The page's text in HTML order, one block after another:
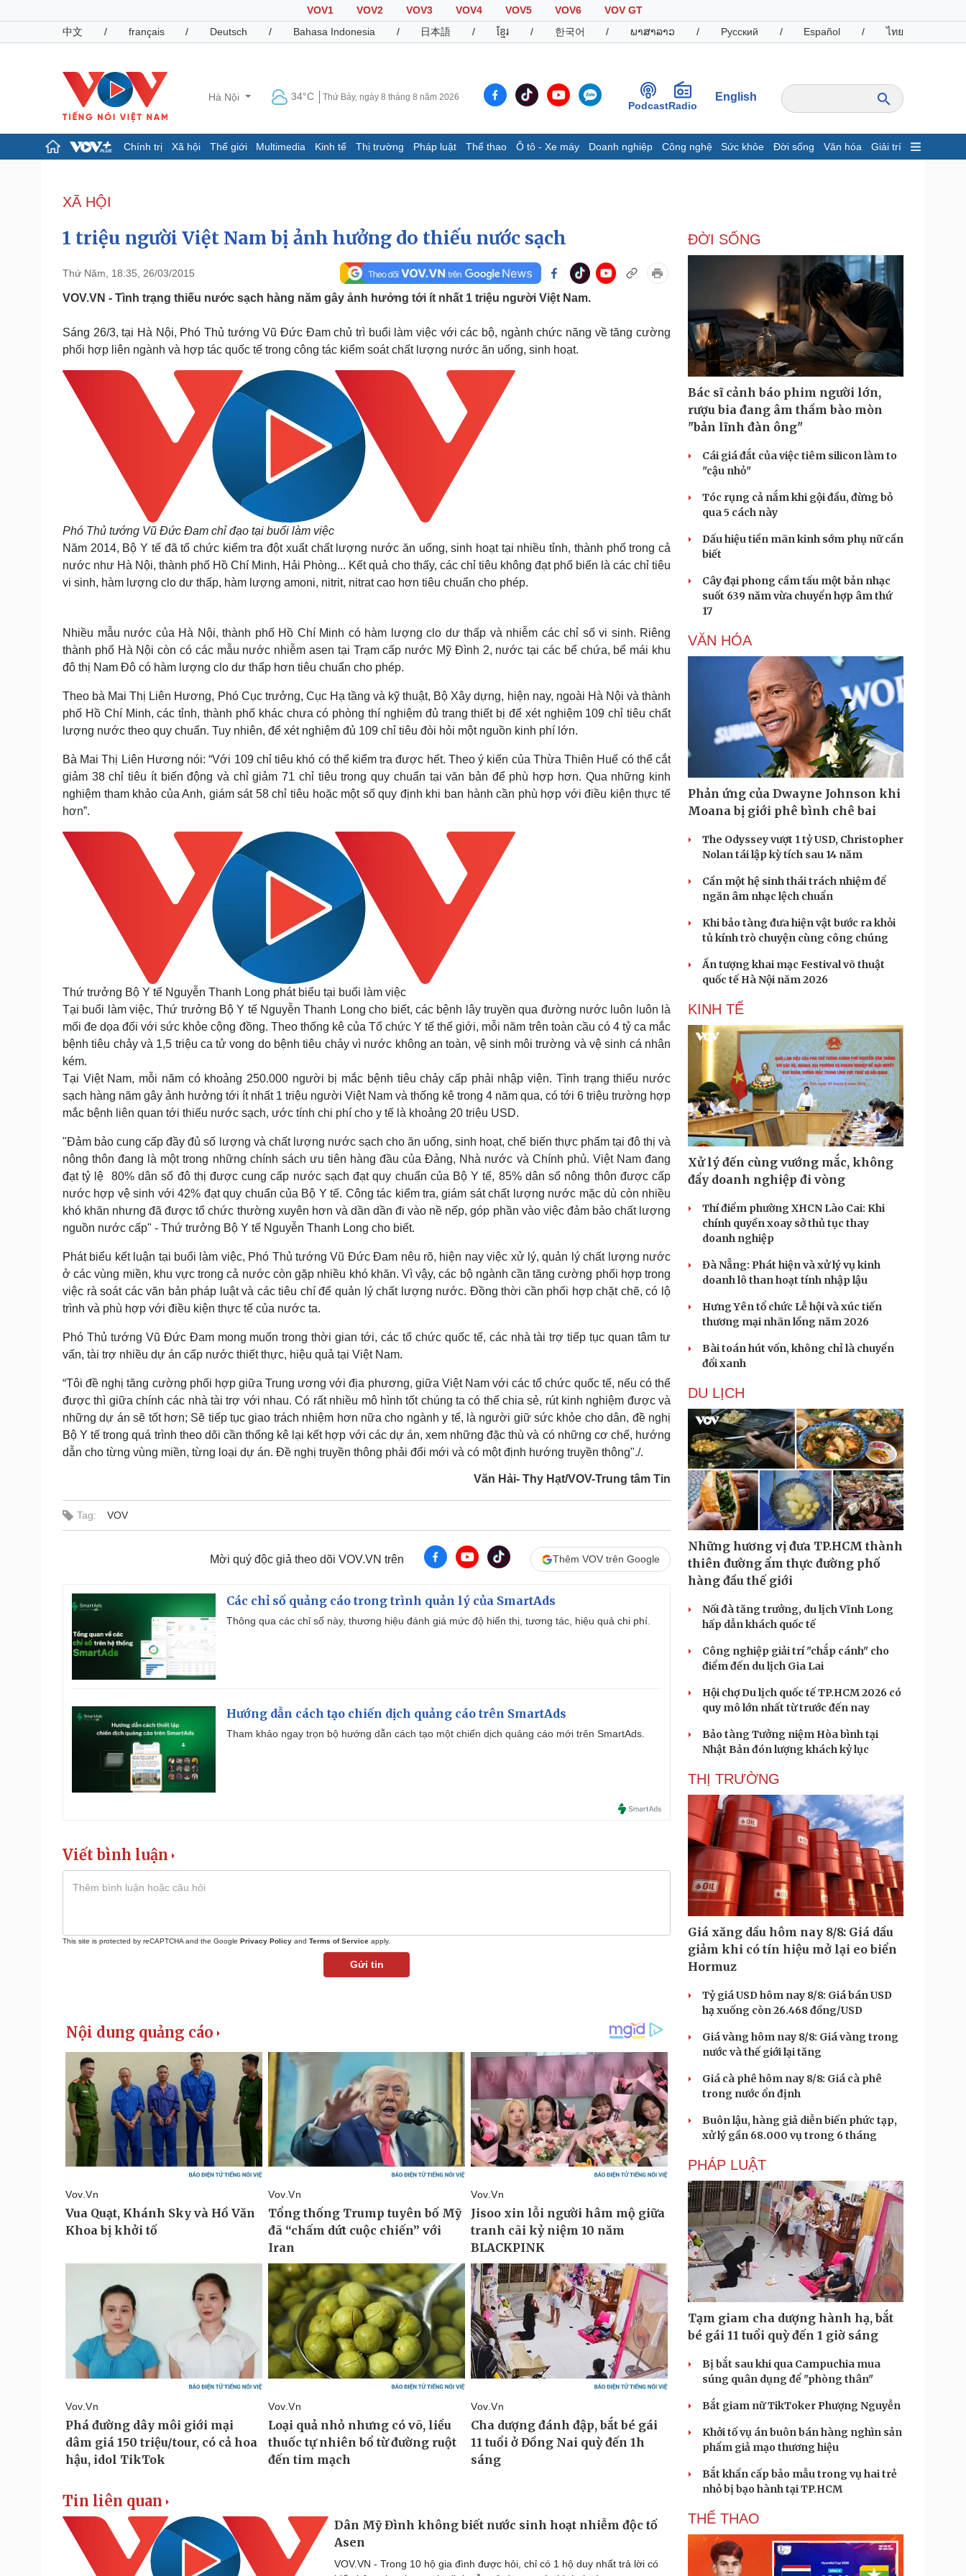
VOV1 VOV2 VOV3 VOV4 VOV5 VOV6
VOV GT
中文
/ français / Deutsch / Bahasa Indonesia / 日本語 / ខ្មែរ / 한국어 / ພາສາລາວ / Русский / Español / ไทย
Hà Nội 34°C Thứ Bảy, ngày 8 tháng 8 năm 2026
PodcastRadio
English
Chính trị Xã hội Thế giới Multimedia Kinh tế Thị trường Pháp luật Thể thao Ô tô - Xe máy Doanh nghiệp Công nghệ Sức khỏe Đời sống Văn hóa Giải trí
Đảng
Tổ chức nhân sự
Nhận diện sự thật
Dấu ấn VOV
Hồ sơ
Infographic
Giá cà phê
Pháp luật
Tin nóng
Tư vấn luật
Quân sự - Quốc phòng
Việt Nam
Phân tích
Thể thao
Lịch thi đấu bóng đá
Thế giới thể thao
Hậu trường
Ô tô - Xe máy
Xe máy
Tư vấn
Thông tin doanh nghiệp
Doanh nghiệp 24h
Doanh nhân
Vì cộng đồng
Công nghệ
Sành điệu
Tin Công nghệ
Trải nghiệm
Chuyển đổi số
Sức khỏe
Dinh dưỡng - món ngon
Cây thuốc
Sản phụ khoa
Làm đẹp - giảm cân
Phòng mạch online
Ăn sạch sống khỏe
Đời sống
Nhà đẹp
Blog
Tình yêu - Gia đình
Văn hóa
Sân khấu - Điện ảnh
Văn học
Âm nhạc
Di sản
Giải trí
Podcast
Đọc truyện đêm khuya
Cửa sổ tình yêu
Kể chuyện cho bé
Cải chính
XÃ HỘI
1 triệu người Việt Nam bị ảnh hưởng do thiếu nước sạch
Thứ Năm, 18:35, 26/03/2015
VOV.VN - Tình trạng thiếu nước sạch hàng năm gây ảnh hưởng tới ít nhất 1 triệu người Việt Nam.
Sáng 26/3, tại Hà Nội, Phó Thủ tướng Vũ Đức Đam chủ trì buổi làm việc với các bộ, ngành chức năng về tăng cường
phối hợp liên ngành và hợp tác quốc tế trong công tác kiểm soát chất lượng nước ăn uống, sinh hoạt.
Phó Thủ tướng Vũ Đức Đam chỉ đạo tại buổi làm việc
Năm 2014, Bộ Y tế đã tổ chức kiểm tra đột xuất chất lượng nước ăn uống, sinh hoạt tại nhiều tỉnh, thành phố trong cả
nước như Hà Nội, thành phố Hồ Chí Minh, Hải Phòng... Kết quả cho thấy, các chỉ tiêu không đạt phổ biến là các chỉ tiêu
vi sinh, hàm lượng clo dư thấp, hàm lượng amoni, nitrit, nitrat cao hơn tiêu chuẩn cho phép.
Nhiều mẫu nước của Hà Nội, thành phố Hồ Chí Minh có hàm lượng clo dư thấp và nhiễm các chỉ số vi sinh. Riêng
thành phố Hà Nội còn có các mẫu nước nhiễm asen tại Trạm cấp nước Mỹ Đình 2, nước tại các bể chứa, bể mái khu
đô thị Nam Đô có hàm lượng clo dư thấp hơn tiêu chuẩn cho phép.
Theo bà Mai Thị Liên Hương, Phó Cục trưởng, Cục Hạ tầng và kỹ thuật, Bộ Xây dựng, hiện nay, ngoài Hà Nội và thành
phố Hồ Chí Minh, các tỉnh, thành phố khác chưa có phòng thí nghiệm đủ trang thiết bị để xét nghiệm 109 chỉ tiêu chất
lượng nước theo quy chuẩn. Tuy nhiên, để xét nghiệm đủ 109 chỉ tiêu đòi hỏi một nguồn kinh phí lớn.
Bà Mai Thị Liên Hương nói: “Với 109 chỉ tiêu khó có thể kiểm tra được hết. Theo ý kiến của Thừa Thiên Huế có thể cắt
giảm 38 chỉ tiêu ít biến động và chỉ giảm 71 chỉ tiêu trong quy chuẩn tại văn bản để phù hợp hơn. Qua những kinh
nghiệm tham khảo của Anh, giám sát 58 chỉ tiêu hoặc một số quy định khi ban hành cần phù hợp với điều kiện thực tế
hơn”.
Thứ trưởng Bộ Y tế Nguyễn Thanh Long phát biểu tại buổi làm việc
Tại buổi làm việc, Thứ trưởng Bộ Y tế Nguyễn Thanh Long cho biết, các bệnh lây truyền qua đường nước luôn luôn là
mối đe dọa đối với sức khỏe cộng đồng. Theo thống kê của Tổ chức Y tế thế giới, mỗi năm trên toàn cầu có 4 tỷ ca mắc
bệnh tiêu chảy và 1,5 triệu ca tử vong do bệnh tiêu chảy vì nước không an toàn, vệ sinh môi trường và vệ sinh cá nhân
kém.
Tại Việt Nam, mỗi năm có khoảng 250.000 người bị mắc bệnh tiêu chảy cấp phải nhập viện. Tình trạng thiếu nước
sạch hàng năm gây ảnh hưởng tới ít nhất 1 triệu người Việt Nam và thống kê trong 4 năm qua, có tới 6 triệu trường hợp
mắc bệnh liên quan tới thiếu nước sạch, ước tính chi phí cho y tế là khoảng 20 triệu USD.
"Đảm bảo cung cấp đầy đủ số lượng và chất lượng nước sạch cho ăn uống, sinh hoạt, chế biến thực phẩm tại đô thị và
nông thôn đang là một trong những chính sách ưu tiên hàng đầu của Đảng, Nhà nước và Chính phủ. Việt Nam đang
đạt tỷ lệ 80% dân số đô thị được cung cấp nước sạch đạt quy chuẩn của Bộ Y tế, 85% dân số nông thôn được cấp
nước hợp vệ sinh với 42% đạt quy chuẩn của Bộ Y tế. Công tác kiểm tra, giám sát chất lượng nước mặc dù còn nhiều
khó khăn nhưng đã được tổ chức thường xuyên hơn và dần dần đi vào nề nếp, góp phần vào việc đảm bảo chất lượng
nguồn nước cấp" - Thứ trưởng Bộ Y tế Nguyễn Thanh Long cho biết.
Phát biểu kết luận tại buổi làm việc, Phó Thủ tướng Vũ Đức Đam nêu rõ, hiện nay việc xử lý, quản lý chất lượng nước
ở các vùng miền, khu vực trong cả nước còn gặp nhiều khó khăn. Vì vậy, các bộ ngành cần tăng cường phối hợp trong
việc rà soát các văn bản pháp luật và các tiêu chí để quản lý chất lượng nước. Đồng thời cần phối hợp chặt chẽ, có lộ
trình và phù hợp với điều kiện thực tế của nước ta.
Phó Thủ tướng Vũ Đức Đam mong muốn trong thời gian tới, các tổ chức quốc tế, các nhà tài trợ tiếp tục quan tâm tư
vấn, tài trợ nhiều dự án cấp nước thiết thực, hiệu quả tại Việt Nam.
“Tôi đề nghị tăng cường phối hợp giữa Trung ương với địa phương, giữa Việt Nam với các tổ chức quốc tế, nếu có thể
được thì giữa chính các nhà tài trợ với nhau. Có rất nhiều mô hình tốt chúng ta có thể chia sẻ, rút kinh nghiệm được và
những dự án sẽ tốt hơn; Sẽ tiếp tục giao trách nhiệm hơn nữa cho ngành y tế, là người giữ sức khỏe cho dân, đề nghị
Bộ Y tế trong quá trình theo dõi cần thống kê lại kết hợp với các dự án, xem những đặc thù và có những cơ chế, hướng
dẫn cho từng vùng miền, từng loại dự án. Đề nghị truyền thông phải đổi mới và có một định hướng truyền thông"./.
Văn Hải- Thy Hạt/VOV-Trung tâm Tin
Tag: VOV
Mời quý độc giả theo dõi VOV.VN trên Thêm VOV trên Google
Các chỉ số quảng cáo trong trình quản lý của SmartAds
Thông qua các chỉ số này, thương hiệu đánh giá mức độ hiển thị, tương tác, hiệu quả chi phí.
Hướng dẫn cách tạo chiến dịch quảng cáo trên SmartAds
Tham khảo ngay trọn bộ hướng dẫn cách tạo một chiến dịch quảng cáo mới trên SmartAds.
Viết bình luận
This site is protected by reCAPTCHA and the Google Privacy Policy and Terms of Service apply.
Gửi tin
Tin liên quan
Dân Mỹ Đình không biết nước sinh hoạt nhiễm độc tố
Asen
VOV.VN - Trong 10 hộ gia đình được hỏi, chỉ có 1 hộ duy nhất trả lời có
ĐỜI SỐNG
Bác sĩ cảnh báo phim người lớn,
rượu bia đang âm thầm bào mòn
"bản lĩnh đàn ông"
Cái giá đắt của việc tiêm silicon làm to
"cậu nhỏ"
Tóc rụng cả nắm khi gội đầu, đừng bỏ
qua 5 cách này
Dấu hiệu tiền mãn kinh sớm phụ nữ cần
biết
Cây đại phong cầm tấu một bản nhạc
suốt 639 năm vừa chuyển hợp âm thứ
17
VĂN HÓA
Phản ứng của Dwayne Johnson khi
Moana bị giới phê bình chê bai
The Odyssey vượt 1 tỷ USD, Christopher
Nolan tái lập kỳ tích sau 14 năm
Cần một hệ sinh thái trách nhiệm để
ngăn âm nhạc lệch chuẩn
Khi bảo tàng đưa hiện vật bước ra khỏi
tủ kính trò chuyện cùng công chúng
Ấn tượng khai mạc Festival võ thuật
quốc tế Hà Nội năm 2026
KINH TẾ
Xử lý đến cùng vướng mắc, không
đẩy doanh nghiệp đi vòng
Thí điểm phường XHCN Lào Cai: Khi
chính quyền xoay sở thủ tục thay
doanh nghiệp
Đà Nẵng: Phát hiện và xử lý vụ kinh
doanh lô than hoạt tính nhập lậu
Hưng Yên tổ chức Lễ hội và xúc tiến
thương mại nhãn lồng năm 2026
Bài toán hút vốn, không chỉ là chuyển
đổi xanh
DU LỊCH
Những hương vị đưa TP.HCM thành
thiên đường ẩm thực đường phố
hàng đầu thế giới
Nối đà tăng trưởng, du lịch Vĩnh Long
hấp dẫn khách quốc tế
Công nghiệp giải trí "chắp cánh" cho
điểm đến du lịch Gia Lai
Hội chợ Du lịch quốc tế TP.HCM 2026 có
quy mô lớn nhất từ trước đến nay
Bảo tàng Tưởng niệm Hòa bình tại
Nhật Bản đón lượng khách kỷ lục
THỊ TRƯỜNG
Giá xăng dầu hôm nay 8/8: Giá dầu
giảm khi có tín hiệu mở lại eo biển
Hormuz
Tỷ giá USD hôm nay 8/8: Giá bán USD
hạ xuống còn 26.468 đồng/USD
Giá vàng hôm nay 8/8: Giá vàng trong
nước và thế giới lại tăng
Giá cà phê hôm nay 8/8: Giá cà phê
trong nước ổn định
Buôn lậu, hàng giả diễn biến phức tạp,
xử lý gần 68.000 vụ trong 6 tháng
PHÁP LUẬT
Tạm giam cha dượng hành hạ, bắt
bé gái 11 tuổi quỳ đến 1 giờ sáng
Bị bắt sau khi qua Campuchia mua
súng quân dụng để "phòng thân"
Bắt giam nữ TikToker Phượng Nguyễn
Khởi tố vụ án buôn bán hàng nghìn sản
phẩm giả mạo thương hiệu
Bắt khẩn cấp bảo mẫu trong vụ hai trẻ
nhỏ bị bạo hành tại TP.HCM
THỂ THAO